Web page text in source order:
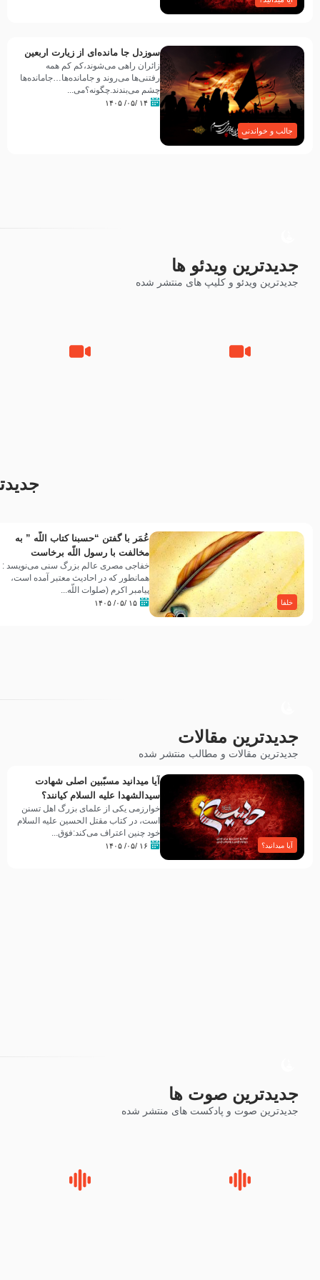
جالب و خواندنی
سوزدل جا مانده‌ای از زیارت اربعین
زائران راهی می‌شوند،کم‌ کم همه
رفتنی‌ها می‌روند و جامانده‌ها…جامانده‌ها
چشم می‌بندند.چگونه؟می‌...
۱۴ /۰۵/ ۱۴۰۵
جدیدترین ویدئو ها
جدیدترین ویدئو و کلیپ های منتشر شده
خلفا
عُمَر با گفتن “حسبنا كتاب اللّه ” به
مخالفت با رسول اللّه برخاست
خفاجی مصری عالم بزرگ سنی می‌نویسد :
همانطور که در احادیث معتبر آمده است،
پیامبر اکرم (صلوات اللّه...
۱۵ /۰۵/ ۱۴۰۵
جدیدترین مقالات
جدیدترین مقالات و مطالب منتشر شده
آیا میدانید؟
آیا میدانید مسبّبین اصلی شهادت
سیدالشهدا علیه ‌السلام کیانند؟
خوارزمی یکی از علمای بزرگ اهل تسنن
است، در کتاب مقتل الحسین علیه ‌السلام
خود چنین اعتراف می‌کند:فوَق...
۱۶ /۰۵/ ۱۴۰۵
جدیدترین صوت ها
جدیدترین صوت و پادکست های منتشر شده